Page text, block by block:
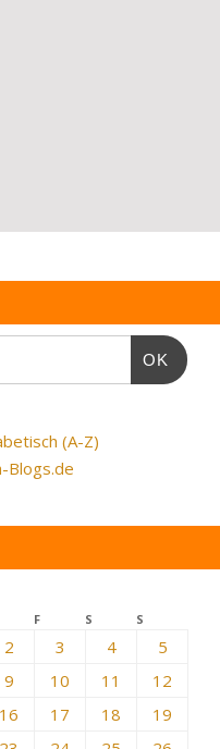
OK
(A-Z)
Blogs.de
F S S
2 3 4
5
9 10 11
12
16 17 18
19